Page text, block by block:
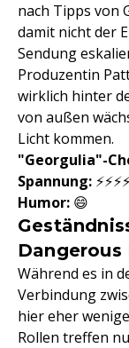
nach Tipps von
damit nicht der
Sendung
Produzentin
wirklich hinter
von außen
Licht kommen.
"Georgulia"-
Spannung:
Humor: 😄
Dangerous
Während es in
Verbindung
hier eher
Rollen treffen